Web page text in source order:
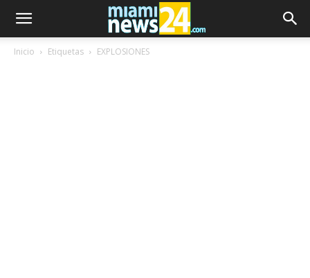
Inicio Etiquetas EXPLOSIONES